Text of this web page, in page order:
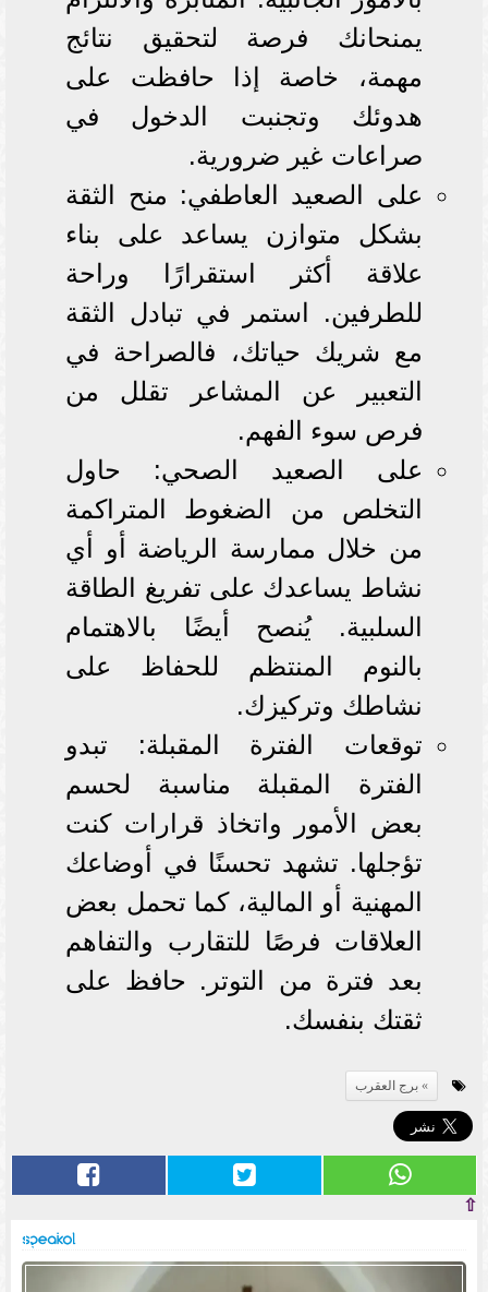
يمنحانك فرصة لتحقيق نتائج
مهمة، خاصة إذا حافظت على
هدوئك وتجنبت الدخول في
صراعات غير ضرورية.
على الصعيد العاطفي: منح الثقة
بشكل متوازن يساعد على بناء
علاقة أكثر استقرارًا وراحة
للطرفين. استمر في تبادل الثقة
مع شريك حياتك، فالصراحة في
التعبير عن المشاعر تقلل من
فرص سوء الفهم.
على الصعيد الصحي: حاول
التخلص من الضغوط المتراكمة
من خلال ممارسة الرياضة أو أي
نشاط يساعدك على تفريغ الطاقة
السلبية. يُنصح أيضًا بالاهتمام
بالنوم المنتظم للحفاظ على
نشاطك وتركيزك.
توقعات الفترة المقبلة: تبدو
الفترة المقبلة مناسبة لحسم
بعض الأمور واتخاذ قرارات كنت
تؤجلها. تشهد تحسنًا في أوضاعك
المهنية أو المالية، كما تحمل بعض
العلاقات فرصًا للتقارب والتفاهم
بعد فترة من التوتر. حافظ على
ثقتك بنفسك.
برج العقرب
⇧